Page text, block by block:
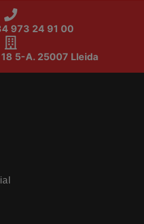
973 24 91 00
18 5-A. 25007 Lleida